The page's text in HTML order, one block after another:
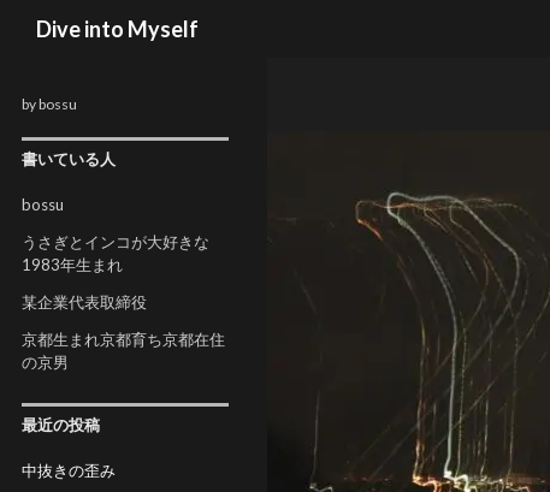
Dive into Myself
検索
by bossu
書いている人
bossu
うさぎとインコが大好きな
1983年生まれ
某企業代表取締役
京都生まれ京都育ち京都在住
の京男
最近の投稿
中抜きの歪み